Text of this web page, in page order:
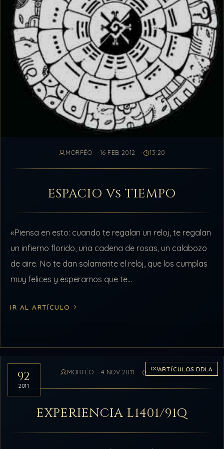
MORFÉO 16 FEB 2012 13:20
ESPACIO Vs TIEMPO
«Piensa en esto: cuando te regalan un reloj, te regalan
un infierno florido, una cadena de rosas, un calabozo
de aire. No te dan solamente el reloj, que los cumplas
muy felices y esperamos que te…
IR AL ARTÍCULO
92
2011
ARTÍCULOS DDLA
MORFÉO 4 NOV 2011 01:42
EXPERIENCIA L1401/91Q